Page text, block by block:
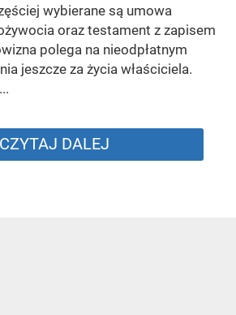
wybierane są umowa
oraz testament z zapisem
polega na nieodpłatnym
jeszcze za życia właściciela.
CZYTAJ DALEJ